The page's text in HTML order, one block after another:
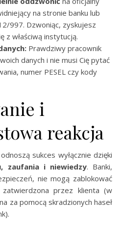
na stronie banku lub
997. Dzwoniąc, zyskujesz
z właściwą instytucją.
Prawdziwy pracownik
danych i nie musi Cię pytać
numer PESEL czy kody
i
reakcja
odnoszą sukces wyłącznie dzięki
zaufania i niewiedzy. Banki,
nie mogą zablokować
przez klienta (w
za pomocą skradzionych haseł